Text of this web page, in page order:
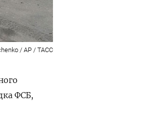
/ AP / ТАСС
ФСБ,